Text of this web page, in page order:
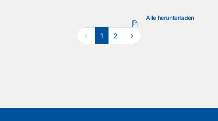
1 2
Alle herunterladen